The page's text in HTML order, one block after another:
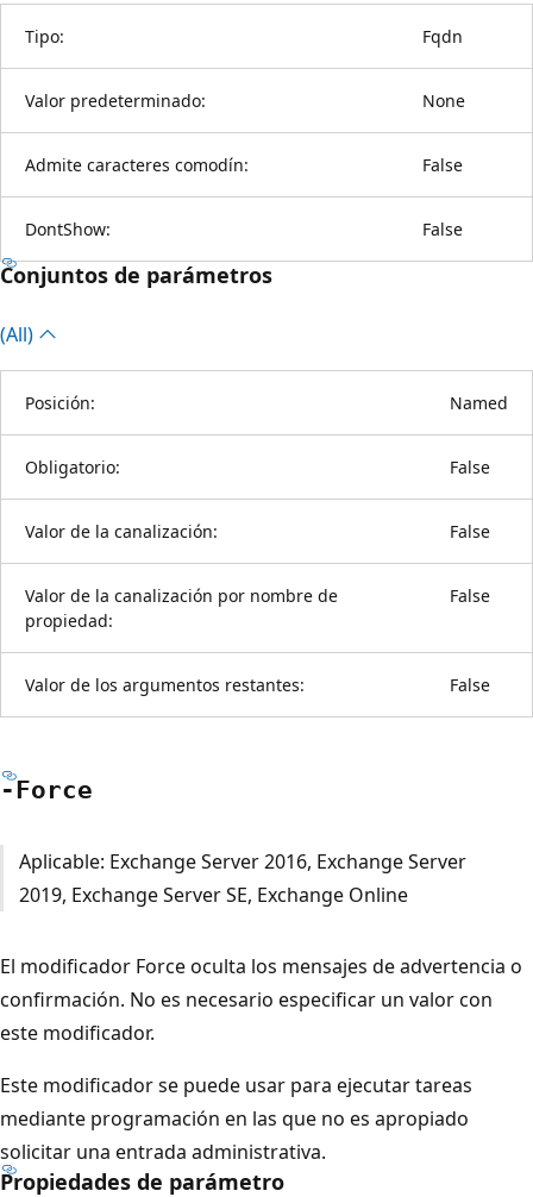
Tipo: Fqdn
Valor predeterminado: None
Admite caracteres comodín: False
DontShow: False
Conjuntos de parámetros
(All)
Posición: Named
Obligatorio: False
Valor de la canalización: False
Valor de la canalización por nombre de
propiedad:
False
Valor de los argumentos restantes: False
-Force
Aplicable: Exchange Server 2016, Exchange Server
2019, Exchange Server SE, Exchange Online
El modificador Force oculta los mensajes de advertencia o
confirmación. No es necesario especificar un valor con
este modificador.
Este modificador se puede usar para ejecutar tareas
mediante programación en las que no es apropiado
solicitar una entrada administrativa.
Propiedades de parámetro